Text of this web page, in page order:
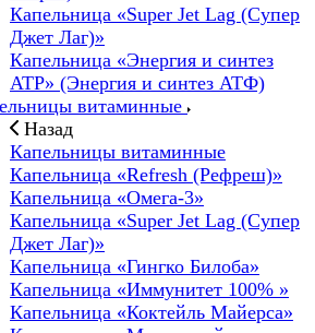
Капельница «Super Jet Lag (Супер
Джет Лаг)»
Капельница «Энергия и синтез
ATP» (Энергия и синтез АТФ)
витаминные
Назад
Капельницы витаминные
Капельница «Refresh (Рефреш)»
Капельница «Омега-3»
Капельница «Super Jet Lag (Супер
Джет Лаг)»
Капельница «Гингко Билоба»
Капельница «Иммунитет 100% »
Капельница «Коктейль Майерса»